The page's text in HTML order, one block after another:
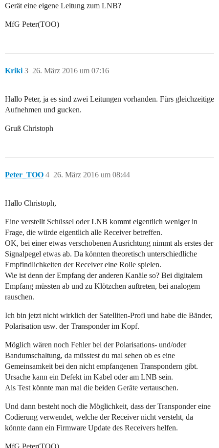
Gerät eine eigene Leitung zum LNB?
MfG Peter(TOO)
Kriki 26. März 2016 um 07:16
3
Hallo Peter, ja es sind zwei Leitungen vorhanden. Fürs gleichzeitige
Aufnehmen und gucken.
Gruß Christoph
Peter_TOO 26. März 2016 um 08:44
4
Hallo Christoph,
Eine verstellt Schüssel oder LNB kommt eigentlich weniger in
Frage, die würde eigentlich alle Receiver betreffen.
OK, bei einer etwas verschobenen Ausrichtung nimmt als erstes der
Signalpegel etwas ab. Da könnten theoretisch unterschiedliche
Empfindlichkeiten der Receiver eine Rolle spielen.
Wie ist denn der Empfang der anderen Kanäle so? Bei digitalem
Empfang müssten ab und zu Klötzchen auftreten, bei analogem
rauschen.
Ich bin jetzt nicht wirklich der Satelliten-Profi und habe die Bänder,
Polarisation usw. der Transponder im Kopf.
Möglich wären noch Fehler bei der Polarisations- und/oder
Bandumschaltung, da müsstest du mal sehen ob es eine
Gemeinsamkeit bei den nicht empfangenen Transpondern gibt.
Ursache kann ein Defekt im Kabel oder am LNB sein.
Als Test könnte man mal die beiden Geräte vertauschen.
Und dann besteht noch die Möglichkeit, dass der Transponder eine
Codierung verwendet, welche der Receiver nicht versteht, da
könnte dann ein Firmware Update des Receivers helfen.
MfG Peter(TOO)